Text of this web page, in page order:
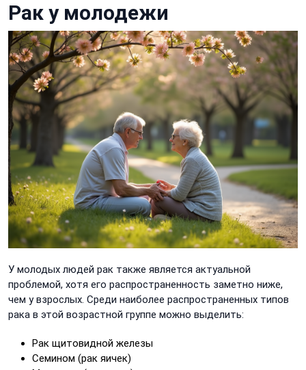
Рак у молодежи
У молодых людей рак также является актуальной
проблемой, хотя его распространенность заметно ниже,
чем у взрослых. Среди наиболее распространенных типов
рака в этой возрастной группе можно выделить:
Рак щитовидной железы
Семином (рак яичек)